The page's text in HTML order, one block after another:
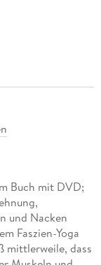
Buch mit DVD;
und Nacken
Faszien-Yoga
mittlerweile, dass